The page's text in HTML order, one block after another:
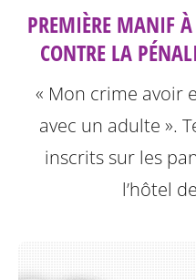
PREMIÈRE MANIF À
CONTRE LA
« Mon crime avoir
avec un adulte ».
inscrits sur les
l’hôtel